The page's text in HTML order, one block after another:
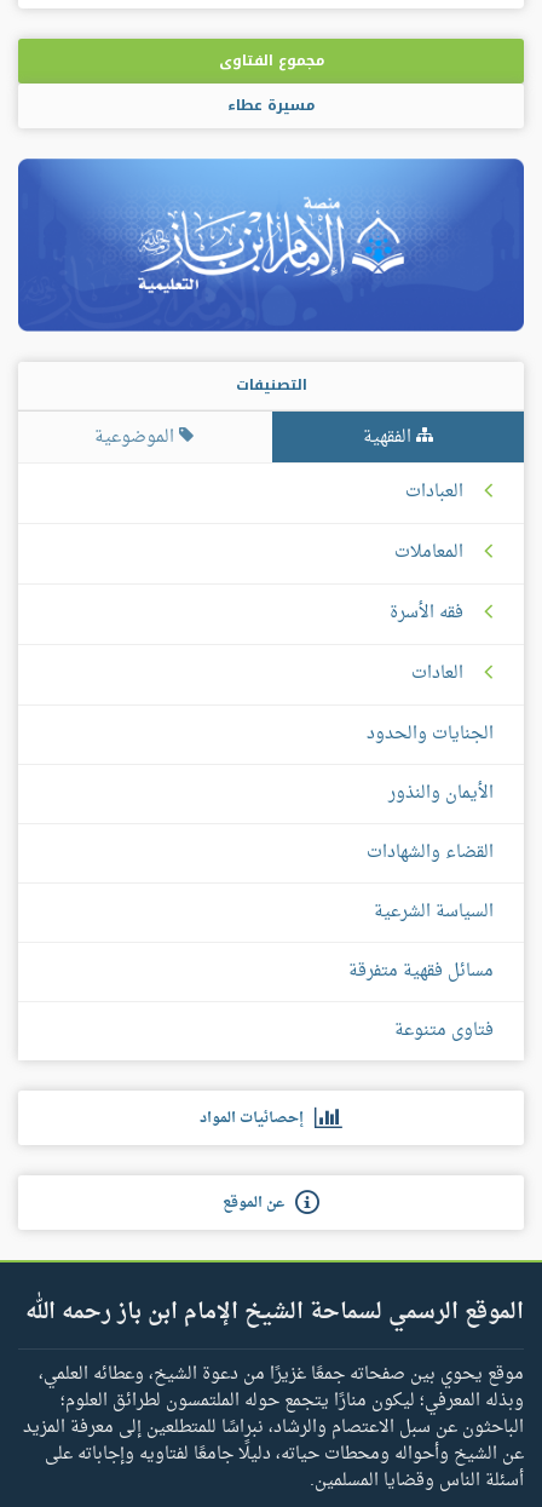
مجموع الفتاوى
مسيرة عطاء
التصنيفات
الفقهية
الموضوعية
العبادات
المعاملات
فقه الأسرة
العادات
الجنايات والحدود
الأيمان والنذور
القضاء والشهادات
السياسة الشرعية
مسائل فقهية متفرقة
فتاوى متنوعة
إحصائيات المواد
عن الموقع
الموقع الرسمي لسماحة الشيخ الإمام ابن باز رحمه الله
موقع يحوي بين صفحاته جمعًا غزيرًا من دعوة الشيخ، وعطائه العلمي،
وبذله المعرفي؛ ليكون منارًا يتجمع حوله الملتمسون لطرائق العلوم؛
الباحثون عن سبل الاعتصام والرشاد، نبراسًا للمتطلعين إلى معرفة المزيد
عن الشيخ وأحواله ومحطات حياته، دليلًا جامعًا لفتاويه وإجاباته على
أسئلة الناس وقضايا المسلمين.